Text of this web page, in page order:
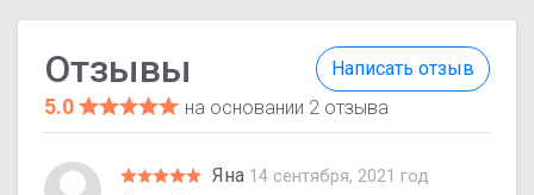
Написать отзыв
Отзывы
5.0 на основании 2 отзыва
Яна 14 сентября, 2021 год